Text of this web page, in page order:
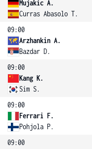
Mujakic A.
Curras Abasolo T.
09:00
Arzhankin A.
Bazdar D.
09:00
Kang K.
Sim S.
09:00
Ferrari F.
Pohjola P.
09:00